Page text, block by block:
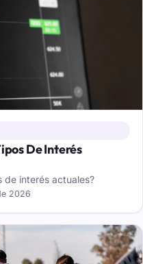
De Interés
de interés actuales?
2026